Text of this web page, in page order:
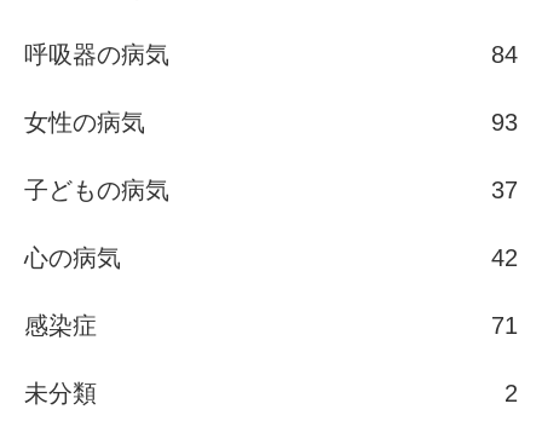
呼吸器の病気 84
女性の病気 93
子どもの病気 37
心の病気 42
感染症 71
未分類 2